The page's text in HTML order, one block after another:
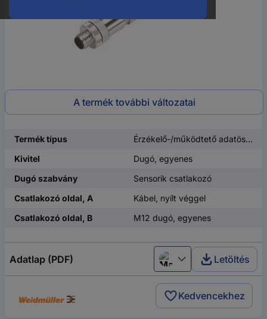
A termék további változatai
Termék típus
Érzékelő-/működtető adatösszekötő, konfekcionált
Kivitel
Dugó, egyenes
Dugó szabvány
Sensorik csatlakozó
Csatlakozó oldal, A
Kábel, nyílt véggel
Csatlakozó oldal, B
M12 dugó, egyenes
Adatlap (PDF) Magyar Letöltés
Kedvencekhez